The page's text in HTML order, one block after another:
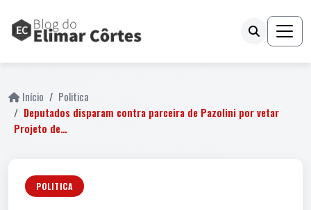
Início
Politica
Deputados disparam contra parceira de Pazolini por vetar
Projeto de…
POLITICA